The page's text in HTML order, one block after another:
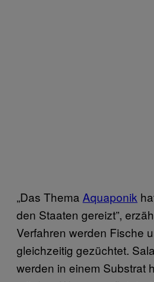
„Das Thema Aquaponik
den Staaten gereizt”,
Verfahren werden Fische
gleichzeitig gezüchtet.
werden in einem Substrat